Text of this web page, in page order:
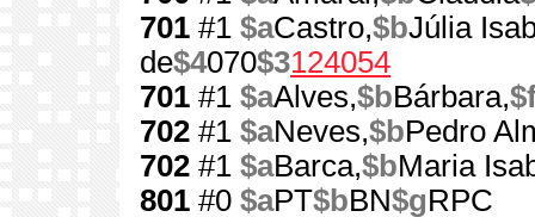
701 #1 $aCastro,$bJúlia
de$4070$3124054
701 #1 $aAlves,$bBárbara,
702 #1 $aNeves,$bPedro
702 #1 $aBarca,$bMaria
801 #0 $aPT$bBN$gRPC